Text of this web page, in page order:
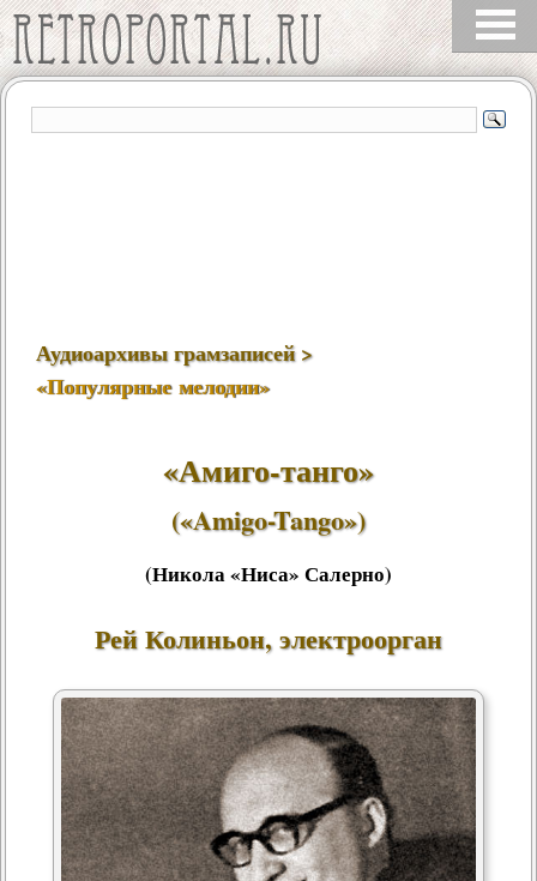
Аудиоархивы грамзаписей >
«Популярные мелодии»
«Амиго-танго»
(«Amigo-Tango»)
(Никола «Ниса» Салерно)
Рей Колиньон, электроорган